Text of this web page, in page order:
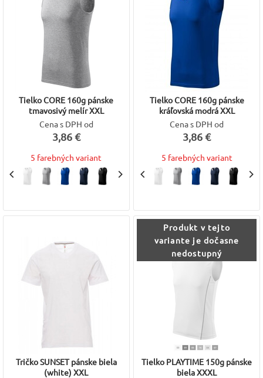
Tielko CORE 160g pánske
tmavosivý melír XXL
Cena s DPH od
3,86 €
5 farebných variant
Tielko CORE 160g pánske
kráľovská modrá XXL
Cena s DPH od
3,86 €
5 farebných variant
Tričko SUNSET pánske biela
(white) XXL
Produkt v tejto
variante je dočasne
nedostupný
Tielko PLAYTIME 150g pánske
biela XXXL